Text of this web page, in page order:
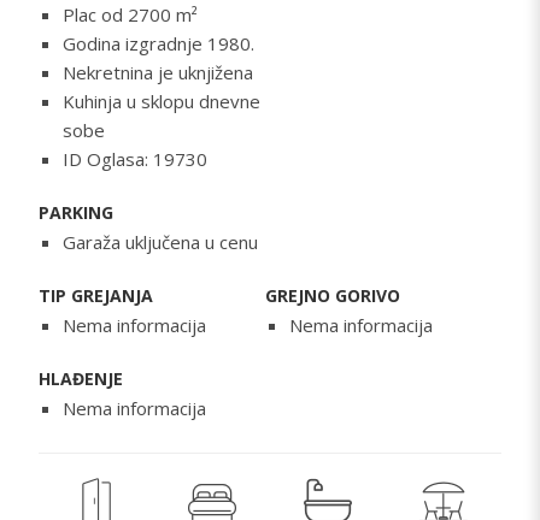
Plac od 2700 m²
Godina izgradnje 1980.
Nekretnina je uknjižena
Kuhinja u sklopu dnevne
sobe
ID Oglasa: 19730
PARKING
Garaža uključena u cenu
TIP GREJANJA
Nema informacija
GREJNO GORIVO
Nema informacija
HLAĐENJE
Nema informacija